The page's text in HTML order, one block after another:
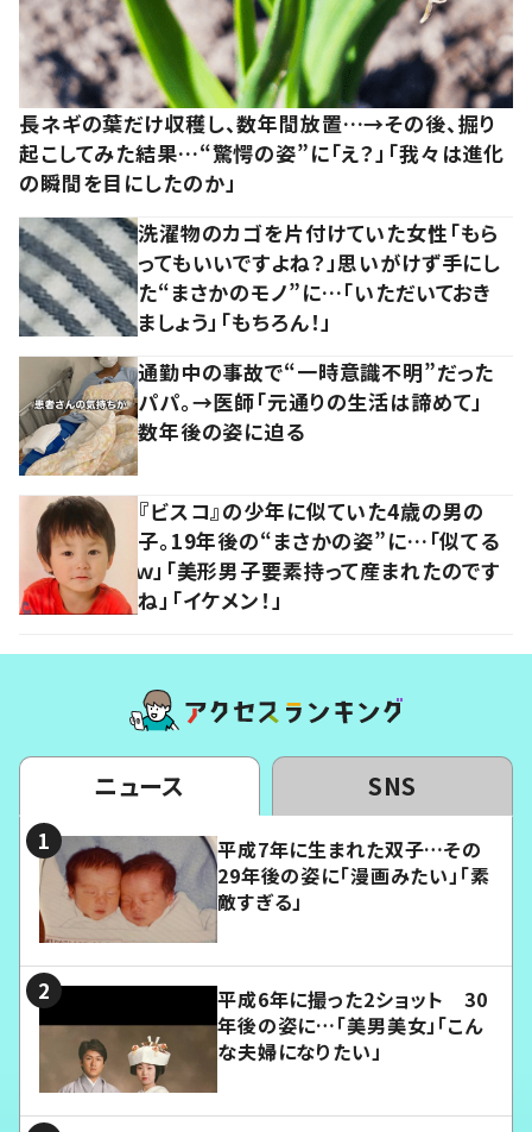
長ネギの葉だけ収穫し、数年間放置…→その後、掘り
起こしてみた結果…“驚愕の姿”に「え？」「我々は進化
の瞬間を目にしたのか」
洗濯物のカゴを片付けていた女性「もら
ってもいいですよね？」思いがけず手にし
た“まさかのモノ”に…「いただいておき
ましょう」「もちろん！」
通勤中の事故で“一時意識不明”だった
パパ。→医師「元通りの生活は諦めて」
数年後の姿に迫る
『ビスコ』の少年に似ていた4歳の男の
子。19年後の“まさかの姿”に…「似てる
ｗ」「美形男子要素持って産まれたのです
ね」「イケメン！」
ニュース SNS
平成7年に生まれた双子…その
29年後の姿に「漫画みたい」「素
敵すぎる」
平成6年に撮った2ショット 30
年後の姿に…「美男美女」「こん
な夫婦になりたい」